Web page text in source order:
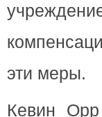
эти меры.
Кевин Орр